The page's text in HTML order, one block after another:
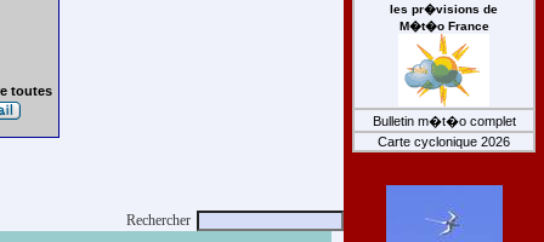
toutes
Rechercher
les pr�visions de
M�t�o France
Bulletin m�t�o complet
Carte cyclonique 2026